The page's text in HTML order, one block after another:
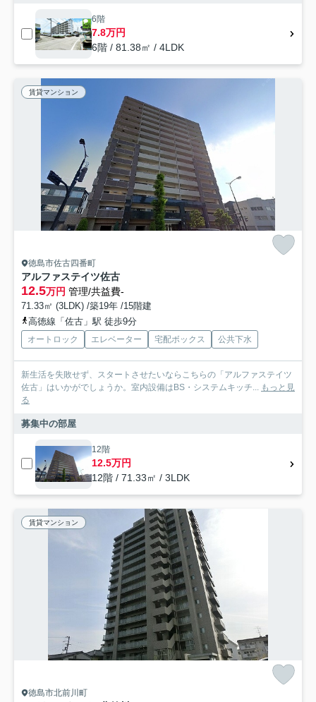
6階
7.8万円
6階 / 81.38㎡ / 4LDK
賃貸マンション
徳島市佐古四番町
アルファステイツ佐古
12.5万円 管理/共益費-
71.33㎡ (3LDK) /築19年 /15階建
高徳線「佐古」駅 徒歩9分
オートロック エレベーター 宅配ボックス 公共下水
新生活を失敗せず、スタートさせたいならこちらの「アルファステイツ
佐古」はいかがでしょうか。室内設備はBS・システムキッチ...
もっと見
る
募集中の部屋
12階
12.5万円
12階 / 71.33㎡ / 3LDK
賃貸マンション
徳島市北前川町